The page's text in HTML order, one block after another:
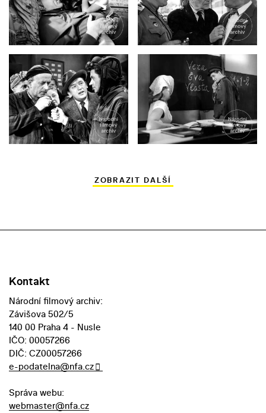
ZOBRAZIT DALŠÍ
Kontakt
Národní filmový archiv:
Závišova 502/5
140 00 Praha 4 - Nusle
IČO: 00057266
DIČ: CZ00057266
e-podatelna@nfa.cz
Správa webu:
webmaster@nfa.cz